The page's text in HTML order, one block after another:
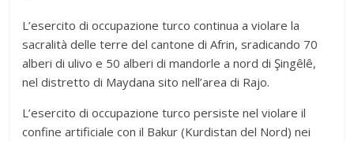
L’esercito di occupazione turco continua a violare la
sacralità delle terre del cantone di Afrin, sradicando 70
alberi di ulivo e 50 alberi di mandorle a nord di Şingêlê,
nel distretto di Maydana sito nell’area di Rajo.
L’esercito di occupazione turco persiste nel violare il
confine artificiale con il Bakur (Kurdistan del Nord) nei